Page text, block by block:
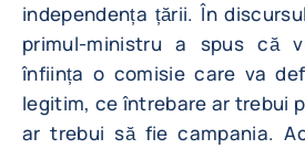
independența țării. În
primul-ministru a spus că
înființa o comisie care va
legitim, ce întrebare ar trebui
ar trebui să fie campania.